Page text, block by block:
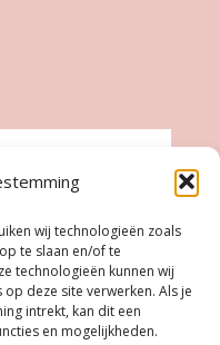
wij technologieën zoals
te slaan en/of te
technologieën kunnen wij
deze site verwerken. Als je
intrekt, kan dit een
en mogelijkheden.